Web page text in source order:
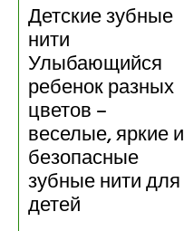
Детские зубные
нити
Улыбающийся
ребенок разных
цветов –
веселые, яркие и
безопасные
зубные нити для
детей